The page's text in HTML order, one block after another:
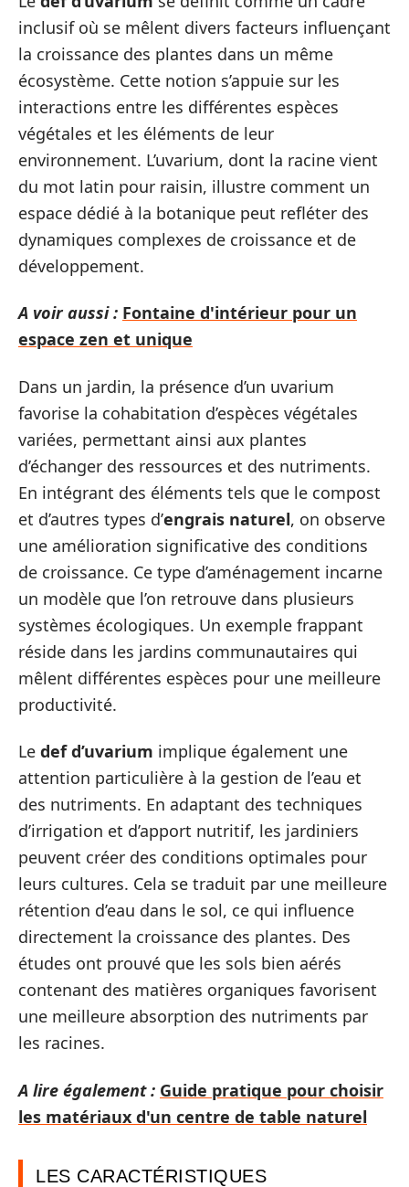
inclusif où se mêlent divers facteurs influençant
la croissance des plantes dans un même
écosystème. Cette notion s’appuie sur les
interactions entre les différentes espèces
végétales et les éléments de leur
environnement. L’uvarium, dont la racine vient
du mot latin pour raisin, illustre comment un
espace dédié à la botanique peut refléter des
dynamiques complexes de croissance et de
développement.
A voir aussi : Fontaine d'intérieur pour un
espace zen et unique
Dans un jardin, la présence d’un uvarium
favorise la cohabitation d’espèces végétales
variées, permettant ainsi aux plantes
d’échanger des ressources et des nutriments.
En intégrant des éléments tels que le compost
et d’autres types d’engrais naturel, on observe
une amélioration significative des conditions
de croissance. Ce type d’aménagement incarne
un modèle que l’on retrouve dans plusieurs
systèmes écologiques. Un exemple frappant
réside dans les jardins communautaires qui
mêlent différentes espèces pour une meilleure
productivité.
Le def d’uvarium implique également une
attention particulière à la gestion de l’eau et
des nutriments. En adaptant des techniques
d’irrigation et d’apport nutritif, les jardiniers
peuvent créer des conditions optimales pour
leurs cultures. Cela se traduit par une meilleure
rétention d’eau dans le sol, ce qui influence
directement la croissance des plantes. Des
études ont prouvé que les sols bien aérés
contenant des matières organiques favorisent
une meilleure absorption des nutriments par
les racines.
A lire également : Guide pratique pour choisir
les matériaux d'un centre de table naturel
LES CARACTÉRISTIQUES